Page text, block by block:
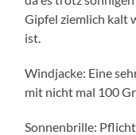
Gipfel ziemlich kalt
ist.
Windjacke: Eine
mit nicht mal 100
Sonnenbrille: